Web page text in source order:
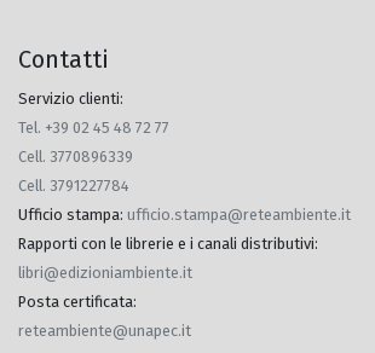
Contatti
Servizio clienti:
Tel. +39 02 45 48 72 77
Cell. 3770896339
Cell. 3791227784
Ufficio stampa: ufficio.stampa@reteambiente.it
Rapporti con le librerie e i canali distributivi:
libri@edizioniambiente.it
Posta certificata:
reteambiente@unapec.it